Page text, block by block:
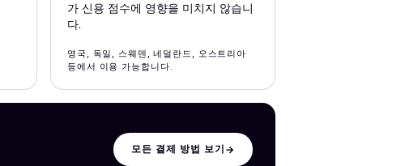
가 신용 점수에 영향을 미치지 않습니
다.
영국, 독일, 스웨덴, 네덜란드, 오스트리아
등에서 이용 가능합니다.
모든 결제 방법 보기 →